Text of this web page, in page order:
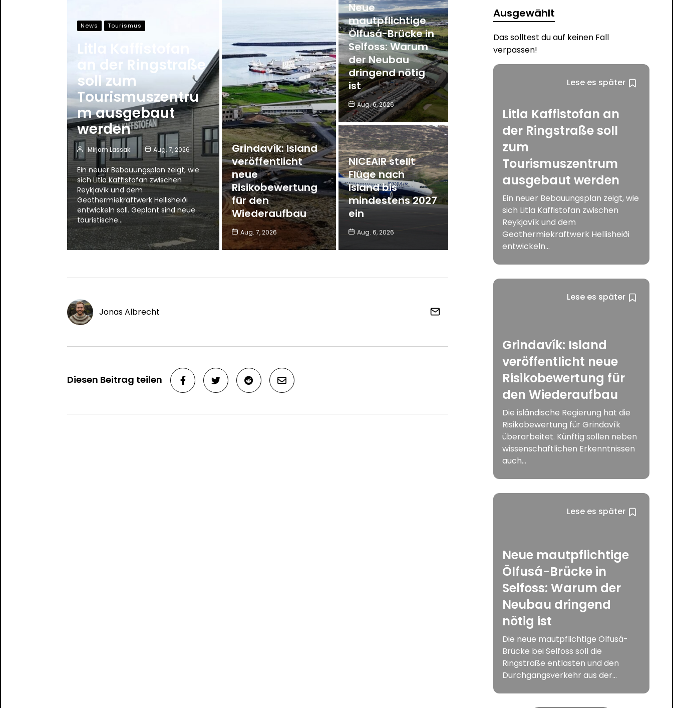
News Tourismus
Litla Kaffistofan
an der Ringstraße
soll zum
Tourismuszentru
m ausgebaut
werden
Mirjam Lassak Aug. 7, 2026
Ein neuer Bebauungsplan zeigt, wie
sich Litla Kaffistofan zwischen
Reykjavík und dem
Geothermiekraftwerk Hellisheiði
entwickeln soll. Geplant sind neue
touristische…
Grindavík: Island
veröffentlicht
neue
Risikobewertung
für den
Wiederaufbau
Aug. 7, 2026
Neue
mautpflichtige
Ölfusá-Brücke in
Selfoss: Warum
der Neubau
dringend nötig
ist
Aug. 6, 2026
NICEAIR stellt
Flüge nach
Island bis
mindestens 2027
ein
Aug. 6, 2026
Jonas Albrecht
Diesen Beitrag teilen
Ausgewählt
Das solltest du auf keinen Fall
verpassen!
Lese es später
Litla Kaffistofan an
der Ringstraße soll
zum
Tourismuszentrum
ausgebaut werden
Ein neuer Bebauungsplan zeigt, wie
sich Litla Kaffistofan zwischen
Reykjavík und dem
Geothermiekraftwerk Hellisheiði
entwickeln...
Lese es später
Grindavík: Island
veröffentlicht neue
Risikobewertung für
den Wiederaufbau
Die isländische Regierung hat die
Risikobewertung für Grindavík
überarbeitet. Künftig sollen neben
wissenschaftlichen Erkenntnissen
auch...
Lese es später
Neue mautpflichtige
Ölfusá-Brücke in
Selfoss: Warum der
Neubau dringend
nötig ist
Die neue mautpflichtige Ölfusá-
Brücke bei Selfoss soll die
Ringstraße entlasten und den
Durchgangsverkehr aus der...